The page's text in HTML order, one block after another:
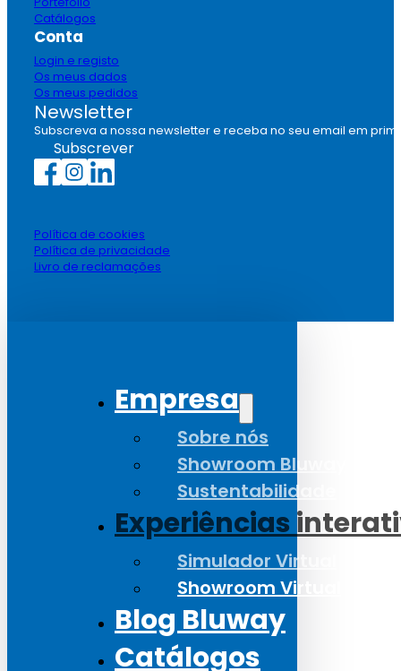
Catálogos
Conta
Login e registo
Os meus dados
Os meus pedidos
Newsletter
Subscreva a nossa newsletter e receba no seu email em
Subscrever
Política de cookies
Política de privacidade
Livro de reclamações
Empresa
Sobre nós
Showroom Bluway
Sustentabilidade
Experiências
Simulador Virtual
Showroom Virtual
Blog Bluway
Catálogos